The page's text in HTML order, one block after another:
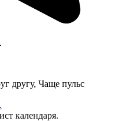
другу, Чаще пульс
календаря.